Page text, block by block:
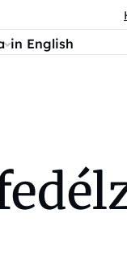
in English